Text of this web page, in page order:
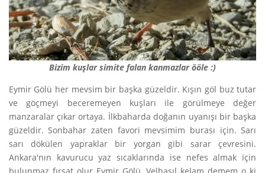
Bizim kuşlar simite falan kanmazlar ööle :)
Eymir Gölü her mevsim bir başka güzeldir. Kışın göl buz tutar
ve göçmeyi beceremeyen kuşları ile görülmeye değer
manzaralar çıkar ortaya. İlkbaharda doğanın uyanışı bir başka
güzeldir. Sonbahar zaten favori mevsimim burası için. Sarı
sarı dökülen yapraklar bir yorgan gibi sarar çevresini.
Ankara'nın kavurucu yaz sıcaklarında ise nefes almak için